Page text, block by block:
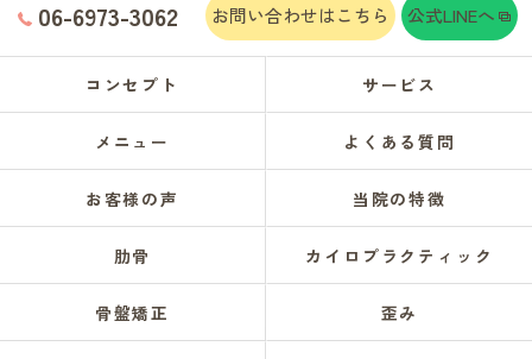
06-6973-3062 お問い合わせはこちら 公式LINEへ
コンセプト サービス
メニュー よくある質問
お客様の声 当院の特徴
肋骨 カイロプラクティック
骨盤矯正 歪み